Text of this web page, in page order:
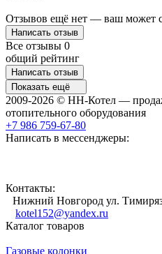
Отзывов ещё нет — ваш может
Написать отзыв
Все отзывы 0
общий рейтинг
Написать отзыв
Показать ещё
2009-2026 © НН-Котел —
отопительного оборудования
+7 986 759-67-80
Написать в мессенджеры:
Контакты:
Нижний Новгород ул.
kotel152@yandex.ru
Каталог товаров
Газовые колонки